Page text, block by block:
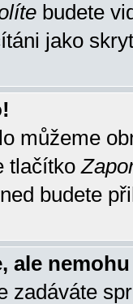
budete
jako
můžeme
tlačítko
budete
ale
zadáváte